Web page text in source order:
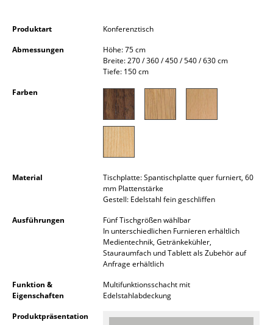
... alle Leuchten
Kinderbetten
Nachttische & Bettzubehör
Accessoires
Uhren
Produktart
Konferenztisch
Abmessungen
Höhe: 75 cm
Breite: 270 / 360 / 450 / 540 / 630 cm
Tiefe: 150 cm
Farben
Material
Tischplatte: Spantischplatte quer furniert, 60
mm Plattenstärke
Gestell: Edelstahl fein geschliffen
Ausführungen
Fünf Tischgrößen wählbar
In unterschiedlichen Furnieren erhältlich
Medientechnik, Getränkekühler,
Stauraumfach und Tablett als Zubehör auf
Anfrage erhältlich
Funktion &
Eigenschaften
Multifunktionsschacht mit
Edelstahlabdeckung
Produktpräsentation